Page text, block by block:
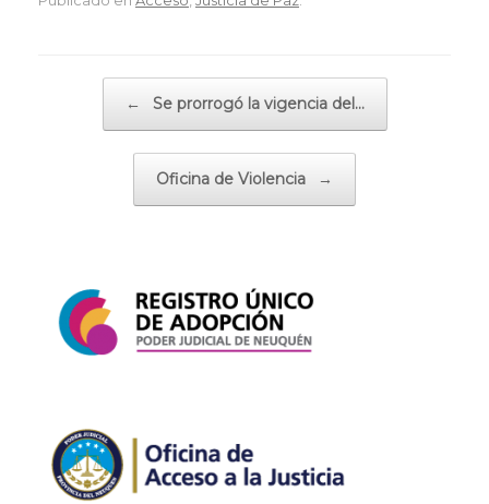
← Se prorrogó la vigencia del…
Oficina de Violencia →